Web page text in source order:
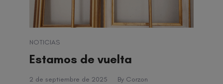
NOTICIAS
Estamos de vuelta
2 de septiembre de 2025 By Corzon